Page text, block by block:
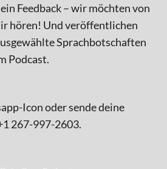
Feedback – wir möchten von
hören! Und veröffentlichen
Sprachbotschaften
Podcast.
Icon oder sende deine
267-997-2603.